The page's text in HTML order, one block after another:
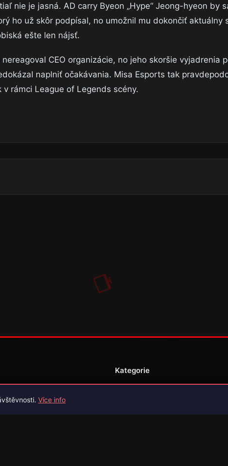
nie je jasná. AD carry Byeon „Hype“ Jeong-hyeon by
ho už skôr podpísal, no umožnil mu dokončiť aktuálny
ešte len nájsť.
CEO organizácie, no jeho skoršie vyjadrenia
naplniť očakávania. Misa Esports tak
rámci League of Legends scény.
a česko-slovenské
Kategorie
Více info